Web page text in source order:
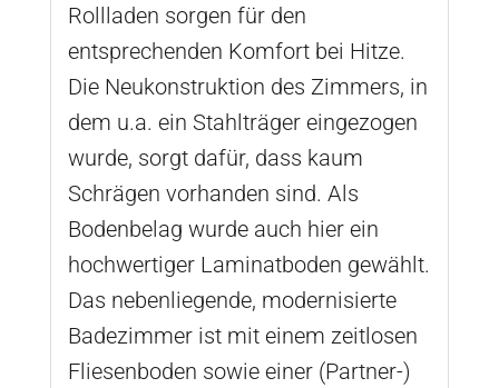
Rollladen sorgen für den
entsprechenden Komfort bei Hitze.
Die Neukonstruktion des Zimmers, in
dem u.a. ein Stahlträger eingezogen
wurde, sorgt dafür, dass kaum
Schrägen vorhanden sind. Als
Bodenbelag wurde auch hier ein
hochwertiger Laminatboden gewählt.
Das nebenliegende, modernisierte
Badezimmer ist mit einem zeitlosen
Fliesenboden sowie einer (Partner-)